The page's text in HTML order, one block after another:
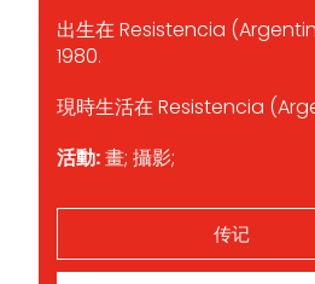
出生在 Resistencia
1980.
現時生活在 Resistencia
活動:畫; 攝影;
传记